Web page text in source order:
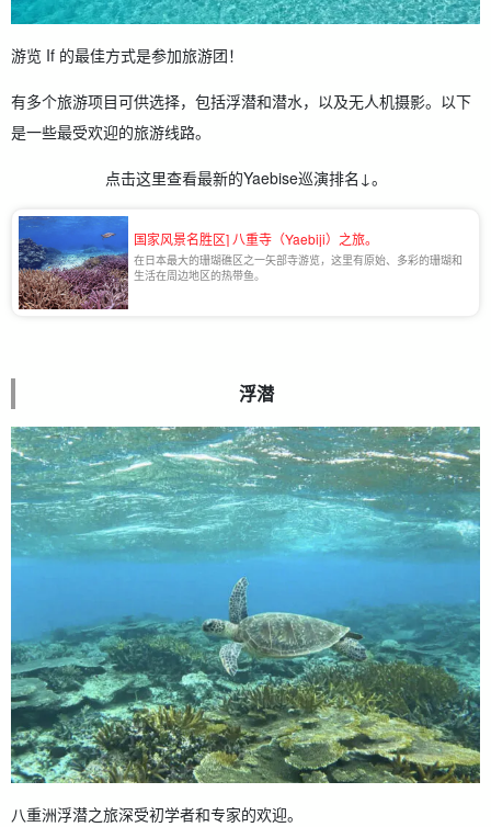
游览 If 的最佳方式是参加旅游团！
有多个旅游项目可供选择，包括浮潜和潜水，以及无人机摄影。以下
是一些最受欢迎的旅游线路。
点击这里查看最新的Yaebise巡演排名↓。
国家风景名胜区] 八重寺（Yaebiji）之旅。
在日本最大的珊瑚礁区之一矢部寺游览，这里有原始、多彩的珊瑚和
生活在周边地区的热带鱼。
浮潜
八重洲浮潜之旅深受初学者和专家的欢迎。